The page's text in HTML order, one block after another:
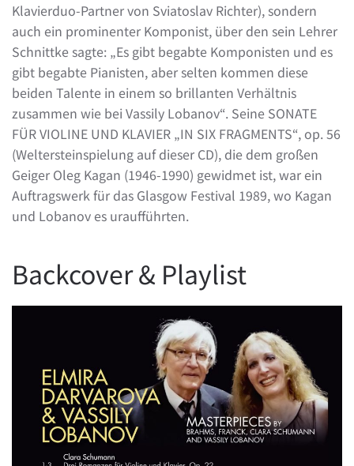
Klavierduo-Partner von Sviatoslav Richter), sondern
auch ein prominenter Komponist, über den sein Lehrer
Schnittke sagte: „Es gibt begabte Komponisten und es
gibt begabte Pianisten, aber selten kommen diese
beiden Talente in einem so brillanten Verhältnis
zusammen wie bei Vassily Lobanov“. Seine SONATE
FÜR VIOLINE UND KLAVIER „IN SIX FRAGMENTS“, op. 56
(Weltersteinspielung auf dieser CD), die dem großen
Geiger Oleg Kagan (1946-1990) gewidmet ist, war ein
Auftragswerk für das Glasgow Festival 1989, wo Kagan
und Lobanov es uraufführten.
Backcover & Playlist